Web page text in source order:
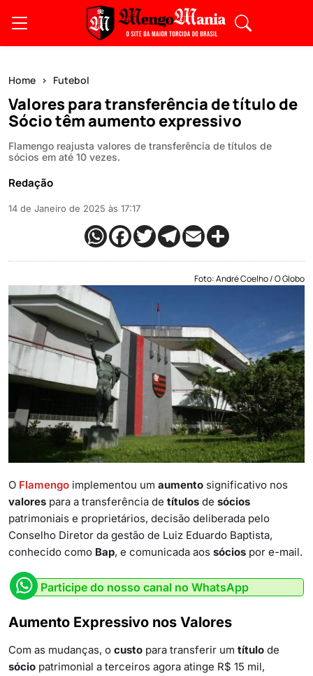
Home Futebol
Valores para transferência de título de
Sócio têm aumento expressivo
Flamengo reajusta valores de transferência de títulos de
sócios em até 10 vezes.
Redação
14 de Janeiro de 2025 às 17:17
Foto: André Coelho / O Globo
O Flamengo implementou um aumento significativo nos
valores para a transferência de títulos de sócios
patrimoniais e proprietários, decisão deliberada pelo
Conselho Diretor da gestão de Luiz Eduardo Baptista,
conhecido como Bap, e comunicada aos sócios por e-mail.
Participe do nosso canal no WhatsApp
Aumento Expressivo nos Valores
Com as mudanças, o custo para transferir um título de
sócio patrimonial a terceiros agora atinge R$ 15 mil,